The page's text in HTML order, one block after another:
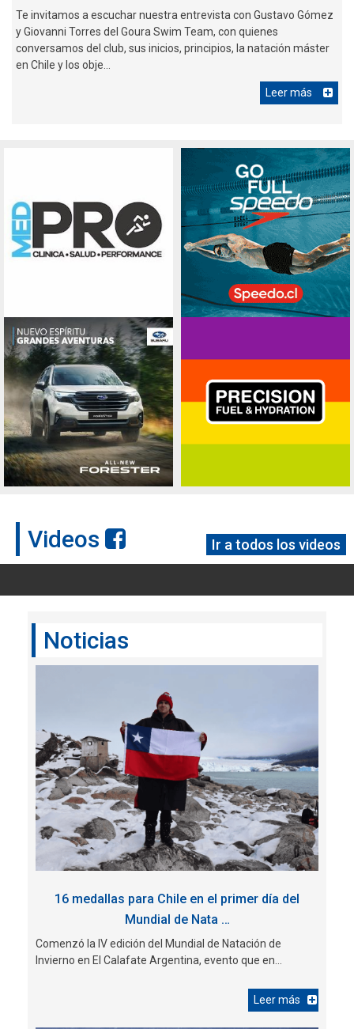
Te invitamos a escuchar nuestra entrevista con Gustavo Gómez
y Giovanni Torres del Goura Swim Team, con quienes
conversamos del club, sus inicios, principios, la natación máster
en Chile y los obje...
Leer más
Videos Ir a todos los videos
Noticias
16 medallas para Chile en el primer día del
Mundial de Nata …
Comenzó la IV edición del Mundial de Natación de
Invierno en El Calafate Argentina, evento que en...
Leer más